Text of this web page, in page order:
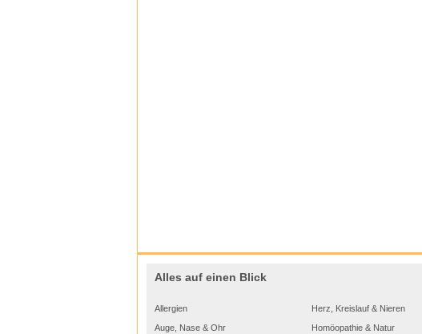
Alles auf einen Blick
Allergien
Auge, Nase & Ohr
Herz, Kreislauf & Nieren
Homöopathie & Natur